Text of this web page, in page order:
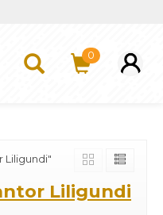
0
Liligundi"
Liligundi